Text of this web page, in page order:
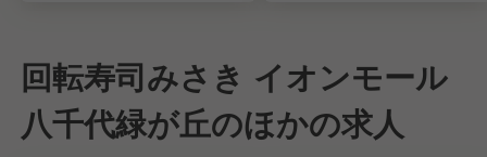
回転寿司みさき イオンモール
八千代緑が丘のほかの求人